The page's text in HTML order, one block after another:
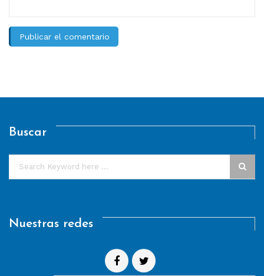
Buscar
Nuestras redes